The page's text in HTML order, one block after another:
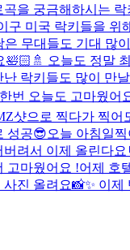
을 궁금해하시는
구 미국 락키들을 위
무대들도 기대 많
🛀🏻🚿 오늘도 정말
락키들도 많이 만
번 오늘도 고마웠어
샷으로 찍다가 찍어
성공😎오늘 아침일
려서 이제 올린다요
고마웠어요 !어제 호
진 올려요📸✨ 이제